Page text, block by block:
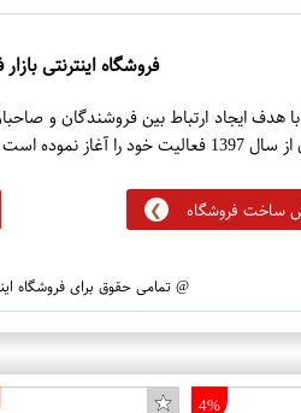
فروشگاه اینترنتی
هدف ایجاد ارتباط بین فروشندگان و
نموده است.
ساخت فروشگاه
@ تمامی حقوق برای فروشگاه
4%